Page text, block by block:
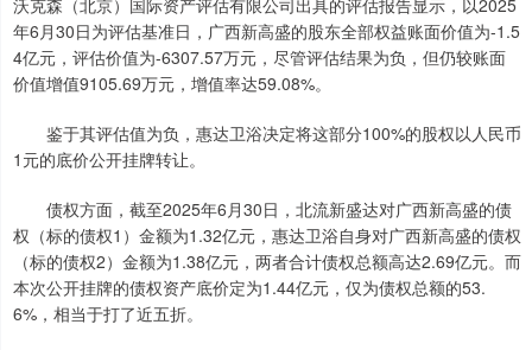
沃克森（北京）国际资产评估有限公司出具的评估报告显示，以2025
年6月30日为评估基准日，广西新高盛的股东全部权益账面价值为-1.5
4亿元，评估价值为-6307.57万元，尽管评估结果为负，但仍较账面
价值增值9105.69万元，增值率达59.08%。
鉴于其评估值为负，惠达卫浴决定将这部分100%的股权以人民币
1元的底价公开挂牌转让。
债权方面，截至2025年6月30日，北流新盛达对广西新高盛的债
权（标的债权1）金额为1.32亿元，惠达卫浴自身对广西新高盛的债权
（标的债权2）金额为1.38亿元，两者合计债权总额高达2.69亿元。而
本次公开挂牌的债权资产底价定为1.44亿元，仅为债权总额的53.
6%，相当于打了近五折。